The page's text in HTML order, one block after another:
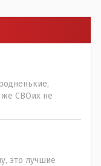
СВОих не
это лучшие